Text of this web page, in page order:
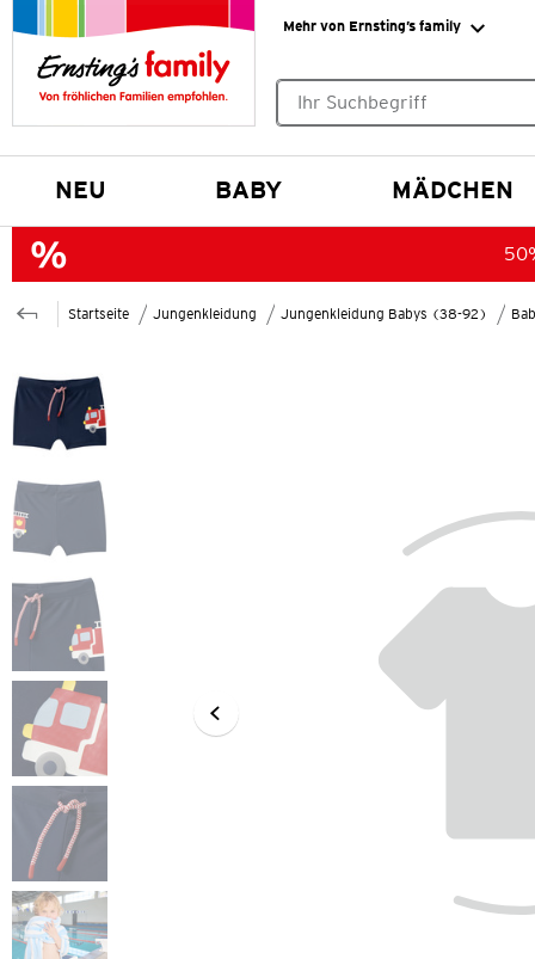
Mehr von Ernsting’s family
NEU BABY MÄDCHEN
Startseite Jungenkleidung Jungenkleidung Babys (38-92)